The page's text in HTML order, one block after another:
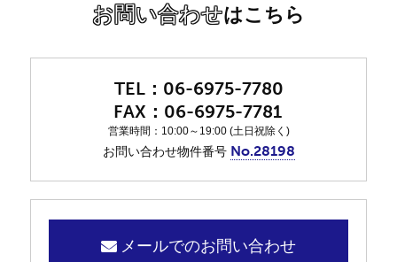
お問い合わせはこちら
06-6975-7780
06-6975-7781
営業時間：10:00～19:00 (土日祝除く)
お問い合わせ物件番号 No.28198
メールでのお問い合わせ